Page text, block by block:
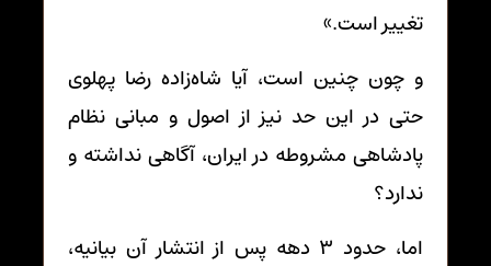
تغییر است.»
و چون چنین است، آیا شاه‌زاده رضا پهلوی
حتی در این حد نیز از اصول و مبانی نظام
پادشاهی مشروطه در ایران، آگاهی نداشته و
ندارد؟
اما، حدود 3 دهه پس از انتشار آن بیانیه،